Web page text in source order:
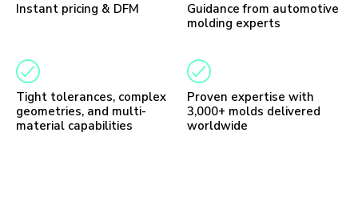
Instant pricing & DFM
Guidance from automotive
molding experts
Tight tolerances, complex
geometries, and multi-
material capabilities
Proven expertise with
3,000+ molds delivered
worldwide